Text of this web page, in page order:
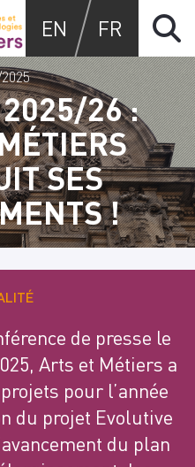
EN FR
2025/26 :
SES
!
de presse le
Arts et Métiers a
pour l’année
du projet Evolutive
du plan